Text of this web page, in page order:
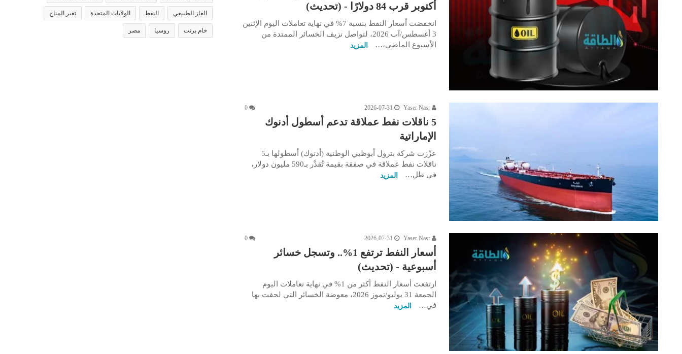
أكتوبر قرب 84 دولارًا - (تحديث)
انخفضت أسعار النفط بنسبة 7% في نهاية تعاملات اليوم الإثنين
3 أغسطس/آب 2026، لتواصل نزيف الخسائر الممتدة من
الأسبوع الماضي،…
المزيد
Yaser Nasr
2026-07-31
0
5 ناقلات نفط عملاقة تدعم أسطول أدنوك
الإماراتية
عزّزت شركة بترول أبوظبي الوطنية (أدنوك) أسطولها بـ5
ناقلات نفط عملاقة في صفقة بقيمة تُقدَّر بـ590 مليون دولار،
في ظل…
المزيد
Yaser Nasr
2026-07-31
0
أسعار النفط ترتفع 1%.. وتسجل خسائر
أسبوعية - (تحديث)
ارتفعت أسعار النفط أكثر من 1% في نهاية تعاملات اليوم
الجمعة 31 يوليو/تموز 2026، معوضة الخسائر التي لحقت بها
في…
المزيد
الغاز الطبيعي النفط الولايات المتحدة تغير المناخ
خام برنت روسيا مصر